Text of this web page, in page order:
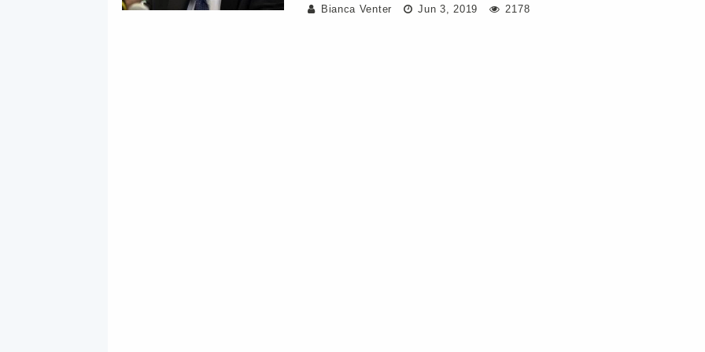
Bianca Venter Jun 3, 2019 2178